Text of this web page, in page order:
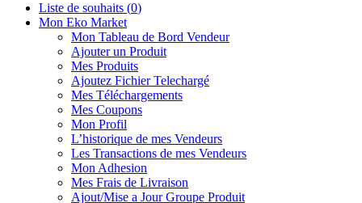
Liste de souhaits (0)
Mon Eko Market
Mon Tableau de Bord Vendeur
Ajouter un Produit
Mes Produits
Ajoutez Fichier Telechargé
Mes Téléchargements
Mes Coupons
Mon Profil
L’historique de mes Vendeurs
Les Transactions de mes Vendeurs
Mon Adhesion
Mes Frais de Livraison
Ajout/Mise a Jour Groupe Produit